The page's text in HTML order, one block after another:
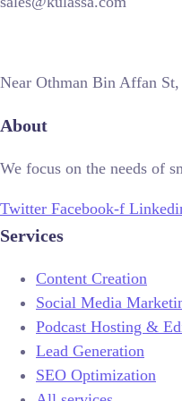
Near Othman Bin Affan
About
We focus on the needs of
Twitter Facebook-f
Services
Content Creation
Social Media
Podcast Hosting &
Lead Generation
SEO Optimization